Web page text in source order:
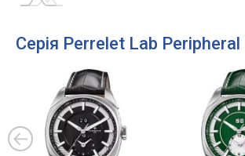
Серія Perrelet Lab Peripheral